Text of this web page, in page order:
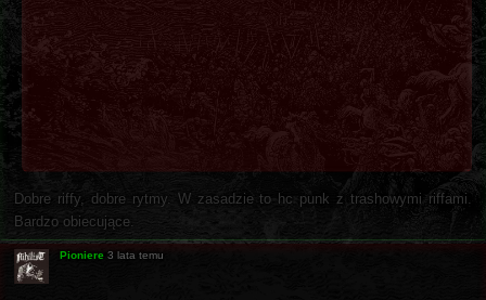
Dobre riffy, dobre rytmy. W zasadzie to hc punk z trashowymi riffami.
Bardzo obiecujące.
Pioniere 3 lata temu